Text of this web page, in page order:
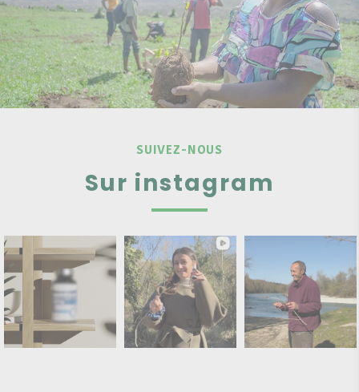
SUIVEZ-NOUS
Sur instagram